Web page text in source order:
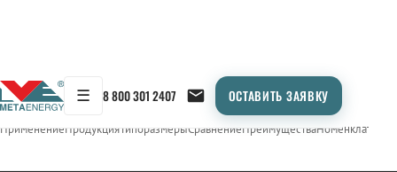
☰ 8 800 301 2407 ОСТАВИТЬ ЗАЯВКУ
← Продукция/ШИНОПРОВОД
ПрименениеПродукцияТипоразмерыСравнениеПреимуществаНоменклатура